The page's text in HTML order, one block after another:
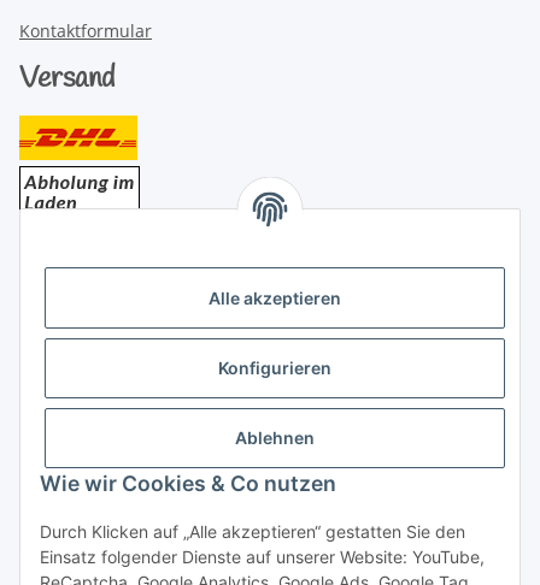
Alle akzeptieren
Konfigurieren
Ablehnen
Wie wir Cookies & Co nutzen
Durch Klicken auf „Alle akzeptieren“ gestatten Sie den
Einsatz folgender Dienste auf unserer Website: YouTube,
Kontaktformular
Versand
Rechtliches
Vertrag widerrufen